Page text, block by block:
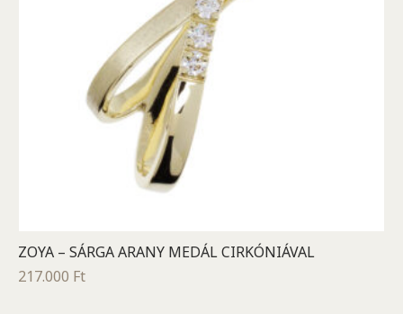
ZOYA – SÁRGA ARANY MEDÁL CIRKÓNIÁVAL
217.000 Ft